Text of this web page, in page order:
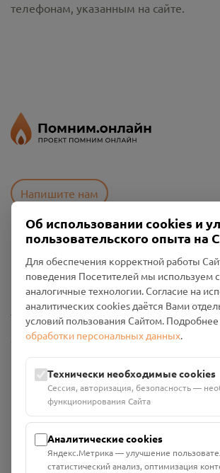
телефонам, указанным на сайте.
Напишите нам
Политика конфиденциальности
Промо-материалы
Настройки cookies
Общество с ограниченной
Проект Помним»
ИНН: 6700029207 ОГРН: 1256700001986
Юридический адрес: 216790, Смоленская
Руднянский, г. Рудня, улица Западная, д. 26А,
Номер счёта: 40702810901130004287 в
Об использовании cookies и
пользовательского опыта на
Для обеспечения корректной работы
поведения Посетителей мы используем
аналогичные технологии. Согласие на
аналитических cookies даётся Вами
условий пользования Сайтом. Подробнее
обработки персональных данных.
Технически необходимые cookies
Сессия, авторизация, безопасность —
функционирования Сайта
Аналитические cookies
Яндекс.Метрика — улучшение
статистический анализ, оптимизация